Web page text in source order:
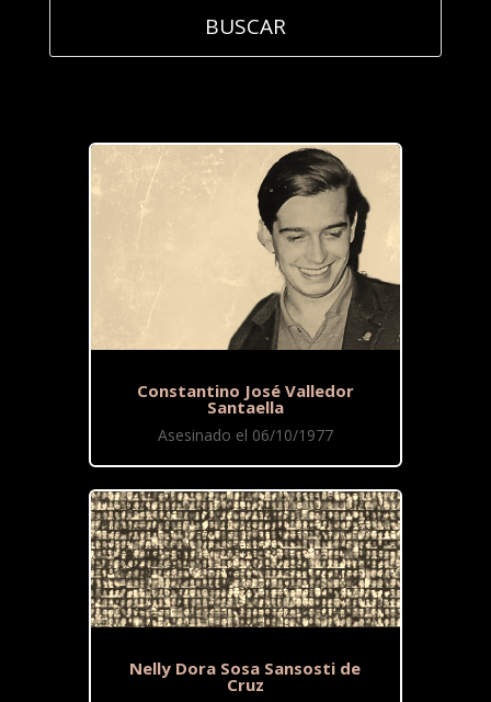
Constantino José Valledor
Santaella
Asesinado el 06/10/1977
Nelly Dora Sosa Sansosti de
Cruz